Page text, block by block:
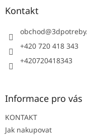
Kontakt
obchod@
+420 720 418 343
+420720418343
Informace pro vás
KONTAKT
Jak nakupovat